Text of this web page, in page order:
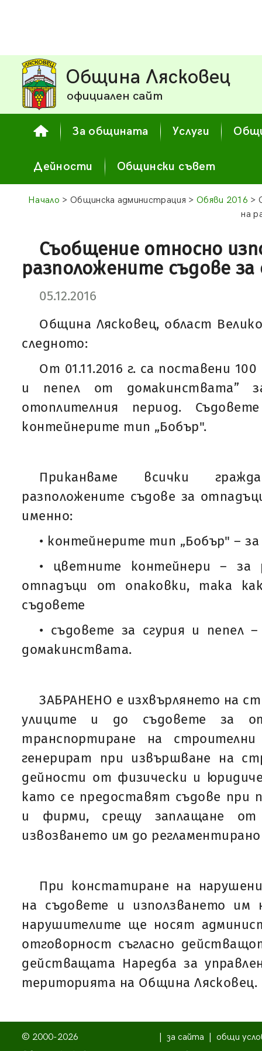
Община Лясковец
официален сайт
За общината Услуги
Дейности Общински съвет
Начало > Общинска администрация > Обяви 2016 >
на
Съобщение относно
разположените съдове
05.12.2016
Община Лясковец, област
следното:
От 01.11.2016 г. са поставени
и пепел от домакинствата”
отоплителния период.
контейнерите тип „Бобър".
Приканваме всички
разположените съдове за
именно:
• контейнерите тип „Бобър" –
• цветните контейнери – за
отпадъци от опаковки, така
съдовете
• съдовете за сгурия и пепел
домакинствата.
ЗАБРАНЕНО е изхвърлянето на
улиците и до съдовете за
транспортиране на
генерират при извършване на
дейности от физически и
като се предоставят съдове при
и фирми, срещу заплащане
извозването им до
При констатиране на
на съдовете и използването им
нарушителите ще носят
отговорност съгласно
действащата Наредба за
територията на Община Лясковец.
© 2000-2026
за сайта
общи